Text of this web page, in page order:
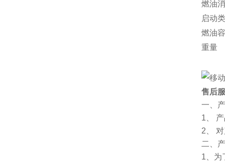
燃油
启动
燃油
重量
售后
一、
1、
2、
二、
1、为